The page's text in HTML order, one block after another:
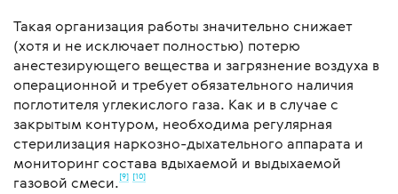
Такая организация работы значительно снижает
(хотя и не исключает полностью) потерю
анестезирующего вещества и загрязнение воздуха в
операционной и требует обязательного наличия
поглотителя углекислого газа. Как и в случае с
закрытым контуром, необходима регулярная
стерилизация наркозно-дыхательного аппарата и
мониторинг состава вдыхаемой и выдыхаемой
газовой смеси.[9] [10]